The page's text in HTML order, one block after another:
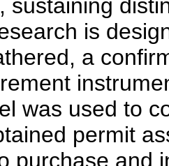
sustaining
is
a
was used to
permit
purchase and